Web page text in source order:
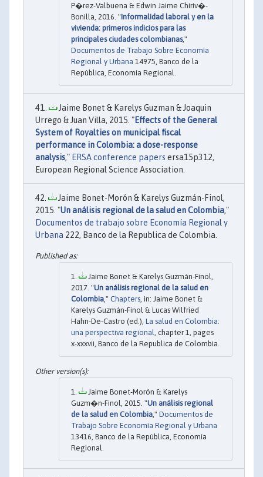
P�rez-Valbuena & Edwin Jaime Chiriv�-
Bonilla, 2016. "Informalidad laboral y en la
vivienda: primeros indicios para las
principales ciudades colombianas,"
Documentos de Trabajo Sobre Economía
Regional y Urbana 14975, Banco de la
República, Economía Regional.
Jaime Bonet & Karelys Guzman & Joaquin
Urrego & Juan Villa, 2015. "Effects of the General
System of Royalties on municipal fiscal
performance in Colombia: a dose-response
analysis," ERSA conference papers ersa15p312,
European Regional Science Association.
Jaime Bonet-Morón & Karelys Guzmán-Finol,
2015. "Un análisis regional de la salud en Colombia,"
Documentos de trabajo sobre Economía Regional y
Urbana 222, Banco de la Republica de Colombia.
Jaime Bonet & Karelys Guzmán-Finol,
2017. "Un análisis regional de la salud en
Colombia," Chapters, in: Jaime Bonet &
Karelys Guzmán-Finol & Lucas Wilfried
Hahn-De-Castro (ed.), La salud en Colombia:
una perspectiva regional, chapter 1, pages
x-xxxvii, Banco de la Republica de Colombia.
Jaime Bonet-Morón & Karelys
Guzm�n-Finol, 2015. "Un análisis regional
de la salud en Colombia," Documentos de
Trabajo Sobre Economía Regional y Urbana
13416, Banco de la República, Economía
Regional.